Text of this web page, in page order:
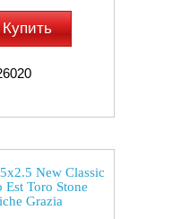
Купить
New Classic
Toro Stone
Grazia